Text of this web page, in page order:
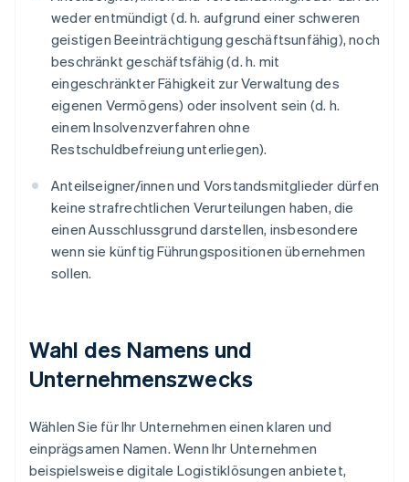
weder entmündigt (d. h. aufgrund einer schweren
geistigen Beeinträchtigung geschäftsunfähig), noch
beschränkt geschäftsfähig (d. h. mit
eingeschränkter Fähigkeit zur Verwaltung des
eigenen Vermögens) oder insolvent sein (d. h.
einem Insolvenzverfahren ohne
Restschuldbefreiung unterliegen).
Anteilseigner/innen und Vorstandsmitglieder dürfen
keine strafrechtlichen Verurteilungen haben, die
einen Ausschlussgrund darstellen, insbesondere
wenn sie künftig Führungspositionen übernehmen
sollen.
Wahl des Namens und
Unternehmenszwecks
Wählen Sie für Ihr Unternehmen einen klaren und
einprägsamen Namen. Wenn Ihr Unternehmen
beispielsweise digitale Logistiklösungen anbietet,